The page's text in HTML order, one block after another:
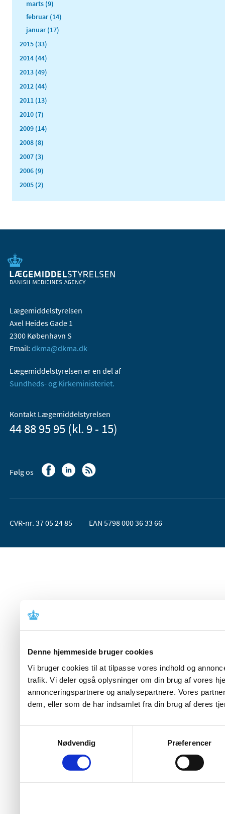
Denne hjemmeside bruger cookies
Vi bruger cookies til at tilpasse vores indhold og
trafik. Vi deler også oplysninger om din brug af vores
annonceringspartnere og analysepartnere. Vores
dem, eller som de har indsamlet fra din brug af deres
Nødvendig
Præferencer
marts (9)
februar (14)
januar (17)
2015 (33)
2014 (44)
2013 (49)
2012 (44)
2011 (13)
2010 (7)
2009 (14)
2008 (8)
2007 (3)
2006 (9)
2005 (2)
Lægemiddelstyrelsen
Axel Heides Gade 1
2300 København S
Email: dkma@dkma.dk
Lægemiddelstyrelsen er en del af
Sundheds- og Kirkeministeriet.
Kontakt Lægemiddelstyrelsen
44 88 95 95 (kl. 9 - 15)
Følg os
CVR-nr. 37 05 24 85 EAN 5798 000 36 33 66